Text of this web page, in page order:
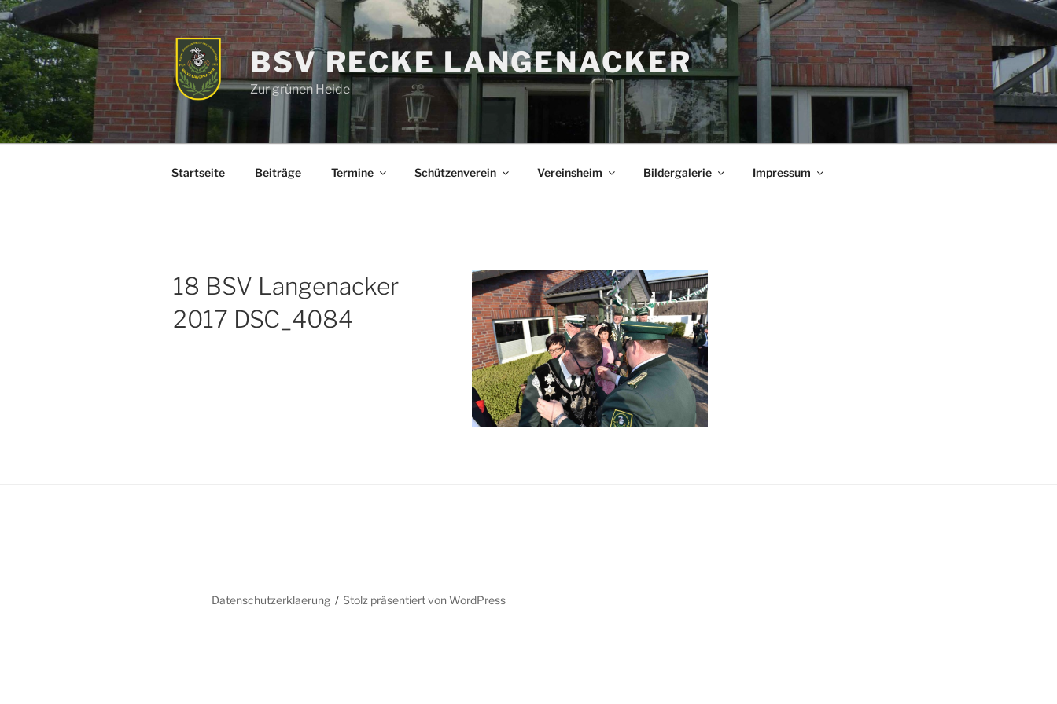
Zum
Inhalt
springen
BSV RECKE LANGENACKER
Zur grünen Heide
Startseite Beiträge Termine Schützenverein Vereinsheim Bildergalerie Impressum
18 BSV Langenacker
2017 DSC_4084
Datenschutzerklaerung Stolz präsentiert von WordPress